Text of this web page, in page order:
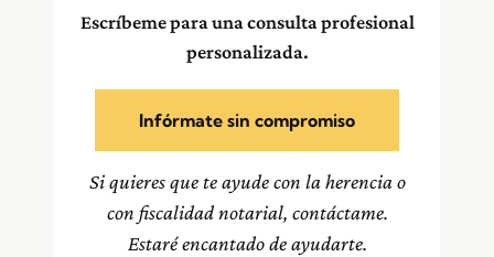
Escríbeme para una consulta profesional
personalizada.
Infórmate sin compromiso
Si quieres que te ayude con la herencia o
con fiscalidad notarial, contáctame.
Estaré encantado de ayudarte.